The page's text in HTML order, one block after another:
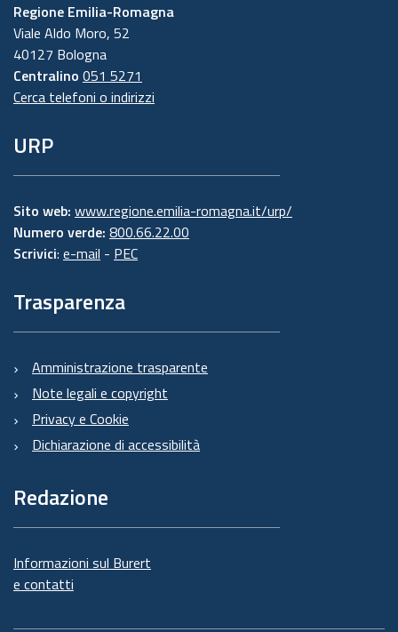
Regione Emilia-Romagna
Viale Aldo Moro, 52
40127 Bologna
Centralino 051 5271
Cerca telefoni o indirizzi
URP
Sito web: www.regione.emilia-romagna.it/urp/
Numero verde: 800.66.22.00
Scrivici: e-mail - PEC
Trasparenza
Amministrazione trasparente
Note legali e copyright
Privacy e Cookie
Dichiarazione di accessibilità
Redazione
Informazioni sul Burert
e contatti